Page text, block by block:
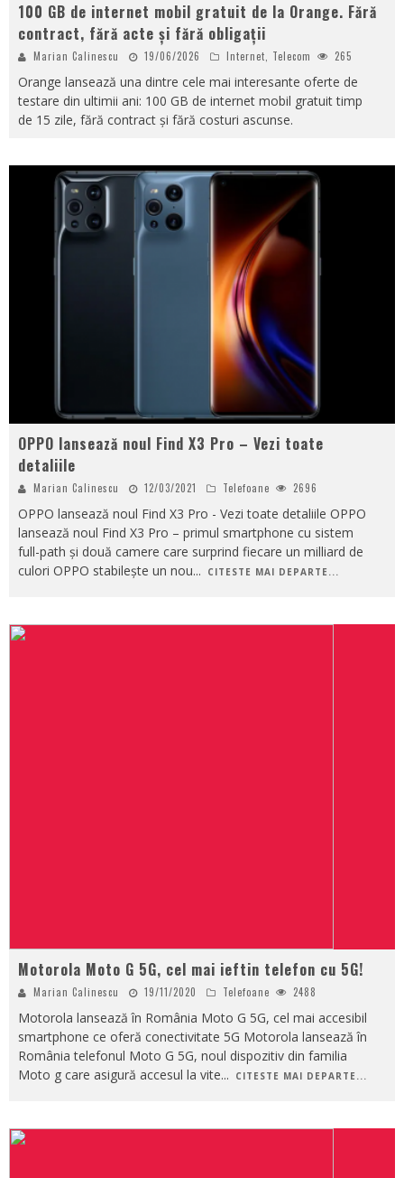
100 GB de internet mobil gratuit de la Orange. Fără
contract, fără acte și fără obligații
Marian Calinescu 19/06/2026 Internet, Telecom 265
Orange lansează una dintre cele mai interesante oferte de
testare din ultimii ani: 100 GB de internet mobil gratuit timp
de 15 zile, fără contract și fără costuri ascunse.
OPPO lansează noul Find X3 Pro – Vezi toate
detaliile
Marian Calinescu 12/03/2021 Telefoane 2696
OPPO lansează noul Find X3 Pro - Vezi toate detaliile OPPO
lansează noul Find X3 Pro – primul smartphone cu sistem
full-path și două camere care surprind fiecare un milliard de
culori OPPO stabilește un nou... CITESTE MAI DEPARTE...
Motorola Moto G 5G, cel mai ieftin telefon cu 5G!
Marian Calinescu 19/11/2020 Telefoane 2488
Motorola lansează în România Moto G 5G, cel mai accesibil
smartphone ce oferă conectivitate 5G Motorola lansează în
România telefonul Moto G 5G, noul dispozitiv din familia
Moto g care asigură accesul la vite... CITESTE MAI DEPARTE...